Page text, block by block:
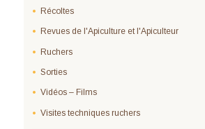
Récoltes
Revues de l'Apiculture et l'Apiculteur
Ruchers
Sorties
Vidéos – Films
Visites techniques ruchers